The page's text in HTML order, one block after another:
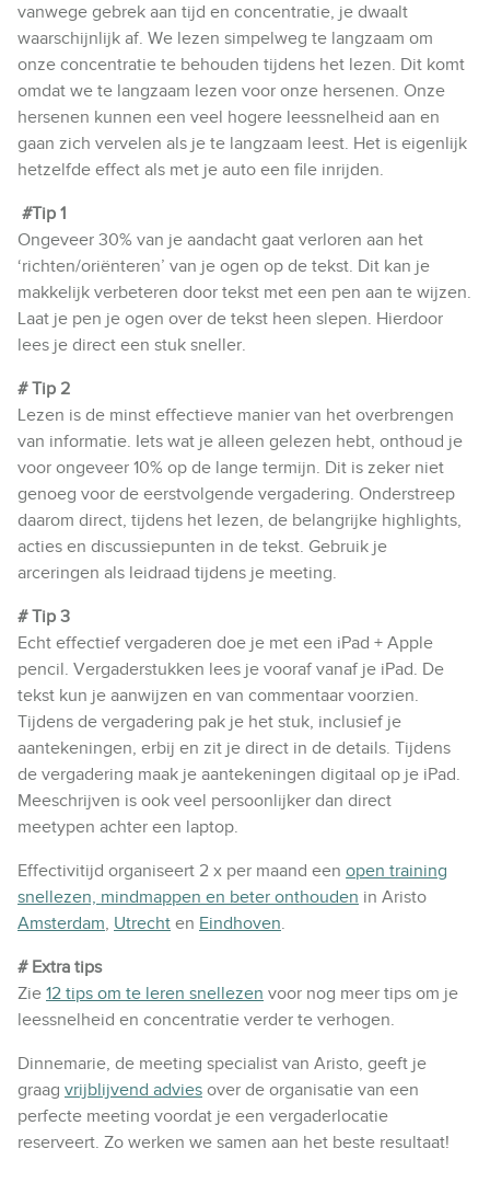
vanwege gebrek aan tijd en concentratie, je dwaalt
waarschijnlijk af. We lezen simpelweg te langzaam om
onze concentratie te behouden tijdens het lezen. Dit komt
omdat we te langzaam lezen voor onze hersenen. Onze
hersenen kunnen een veel hogere leessnelheid aan en
gaan zich vervelen als je te langzaam leest. Het is eigenlijk
hetzelfde effect als met je auto een file inrijden.
#Tip 1
Ongeveer 30% van je aandacht gaat verloren aan het
‘richten/oriënteren’ van je ogen op de tekst. Dit kan je
makkelijk verbeteren door tekst met een pen aan te wijzen.
Laat je pen je ogen over de tekst heen slepen. Hierdoor
lees je direct een stuk sneller.
# Tip 2
Lezen is de minst effectieve manier van het overbrengen
van informatie. Iets wat je alleen gelezen hebt, onthoud je
voor ongeveer 10% op de lange termijn. Dit is zeker niet
genoeg voor de eerstvolgende vergadering. Onderstreep
daarom direct, tijdens het lezen, de belangrijke highlights,
acties en discussiepunten in de tekst. Gebruik je
arceringen als leidraad tijdens je meeting.
# Tip 3
Echt effectief vergaderen doe je met een iPad + Apple
pencil. Vergaderstukken lees je vooraf vanaf je iPad. De
tekst kun je aanwijzen en van commentaar voorzien.
Tijdens de vergadering pak je het stuk, inclusief je
aantekeningen, erbij en zit je direct in de details. Tijdens
de vergadering maak je aantekeningen digitaal op je iPad.
Meeschrijven is ook veel persoonlijker dan direct
meetypen achter een laptop.
Effectivitijd organiseert 2 x per maand een open training
snellezen, mindmappen en beter onthouden in Aristo
Amsterdam, Utrecht en Eindhoven.
# Extra tips
Zie 12 tips om te leren snellezen voor nog meer tips om je
leessnelheid en concentratie verder te verhogen.
Dinnemarie, de meeting specialist van Aristo, geeft je
graag vrijblijvend advies over de organisatie van een
perfecte meeting voordat je een vergaderlocatie
reserveert. Zo werken we samen aan het beste resultaat!